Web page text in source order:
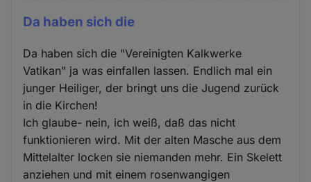
Da haben sich die
Da haben sich die "Vereinigten Kalkwerke
Vatikan" ja was einfallen lassen. Endlich mal ein
junger Heiliger, der bringt uns die Jugend zurück
in die Kirchen!
Ich glaube- nein, ich weiß, daß das nicht
funktionieren wird. Mit der alten Masche aus dem
Mittelalter locken sie niemanden mehr. Ein Skelett
anziehen und mit einem rosenwangigen